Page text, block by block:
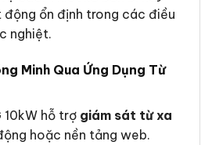
ổn định trong các điều
nghiệt.
Minh Qua Ứng Dụng Từ
10kW hỗ trợ giám sát từ xa
hoặc nền tảng web.